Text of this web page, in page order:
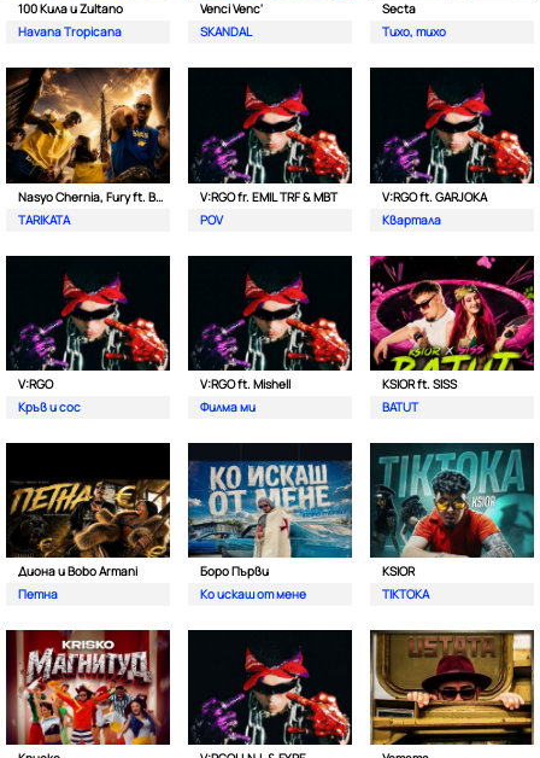
100 Кила и Zultano
Havana Tropicana
Venci Venc'
SKANDAL
Secta
Тихо, тихо
Nasyo Chernia, Fury ft. Bobo Armani
TARIKATA
V:RGO fr. EMIL TRF & MBT
POV
V:RGO ft. GARJOKA
Квартала
V:RGO
Кръв и сос
V:RGO ft. Mishell
Филма ми
KSIOR ft. SISS
BATUT
Диона и Bobo Armani
Петна
Боро Първи
Ко искаш от мене
KSIOR
TIKTOKA